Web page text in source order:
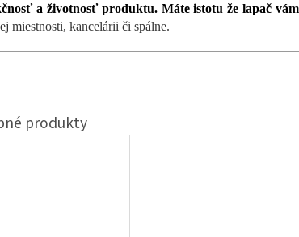
a životnosť produktu. Máte istotu že lapač
miestnosti, kancelárii či spálne.